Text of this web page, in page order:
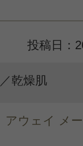
投稿日：
乾燥肌
アウェイ メ